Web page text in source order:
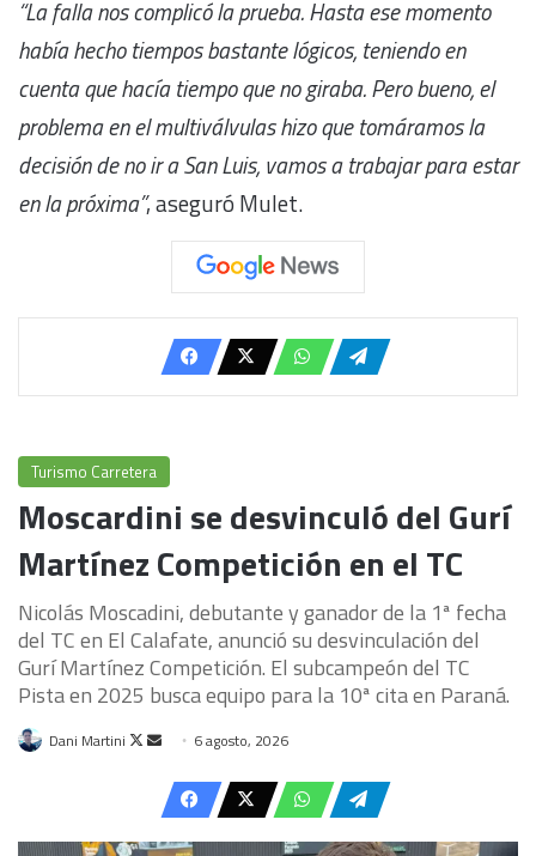
“La falla nos complicó la prueba. Hasta ese momento
había hecho tiempos bastante lógicos, teniendo en
cuenta que hacía tiempo que no giraba. Pero bueno, el
problema en el multiválvulas hizo que tomáramos la
decisión de no ir a San Luis, vamos a trabajar para estar
en la próxima”, aseguró Mulet.